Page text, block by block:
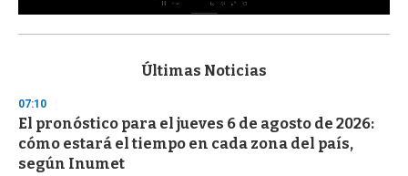
s
d
s
o
f
3
Últimas Noticias
07:10
El pronóstico para el jueves 6 de agosto de 2026:
cómo estará el tiempo en cada zona del país,
según Inumet